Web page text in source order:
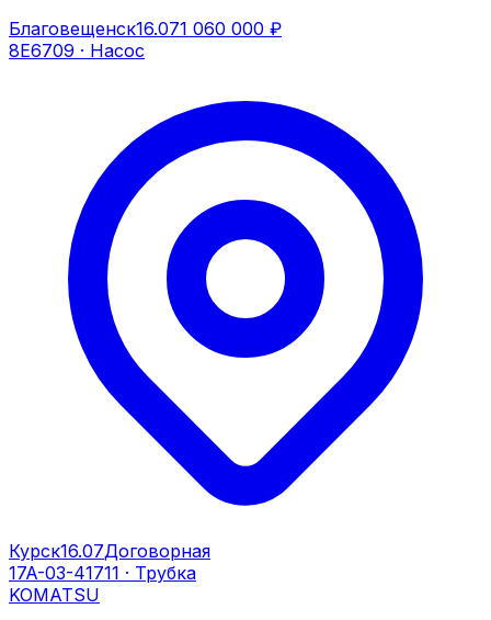
Благовещенск16.071 060 000 ₽
8Е6709 · Насос
Курск16.07Договорная
17A-03-41711 · Трубка
KOMATSU